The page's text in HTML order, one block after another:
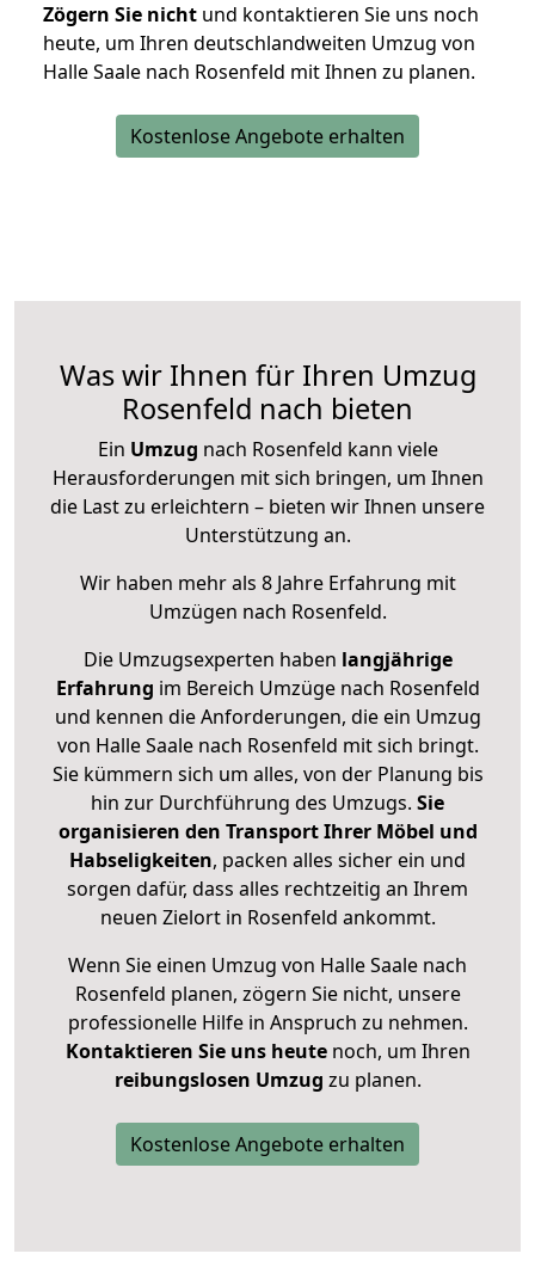
Zögern Sie nicht und kontaktieren Sie uns noch
heute, um Ihren deutschlandweiten Umzug von
Halle Saale nach Rosenfeld mit Ihnen zu planen.
Kostenlose Angebote erhalten
Was wir Ihnen für Ihren Umzug
Rosenfeld nach bieten
Ein Umzug nach Rosenfeld kann viele
Herausforderungen mit sich bringen, um Ihnen
die Last zu erleichtern – bieten wir Ihnen unsere
Unterstützung an.
Wir haben mehr als 8 Jahre Erfahrung mit
Umzügen nach Rosenfeld.
Die Umzugsexperten haben langjährige
Erfahrung im Bereich Umzüge nach Rosenfeld
und kennen die Anforderungen, die ein Umzug
von Halle Saale nach Rosenfeld mit sich bringt.
Sie kümmern sich um alles, von der Planung bis
hin zur Durchführung des Umzugs. Sie
organisieren den Transport Ihrer Möbel und
Habseligkeiten, packen alles sicher ein und
sorgen dafür, dass alles rechtzeitig an Ihrem
neuen Zielort in Rosenfeld ankommt.
Wenn Sie einen Umzug von Halle Saale nach
Rosenfeld planen, zögern Sie nicht, unsere
professionelle Hilfe in Anspruch zu nehmen.
Kontaktieren Sie uns heutenoch, um Ihren
reibungslosen Umzug zu planen.
Kostenlose Angebote erhalten